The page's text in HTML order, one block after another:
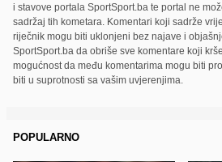
i stavove portala SportSport.ba te portal ne
sadržaj tih kometara. Komentari koji sadrže
riječnik mogu biti uklonjeni bez najave i
SportSport.ba da obriše sve komentare koji
mogućnost da među komentarima mogu biti
biti u suprotnosti sa vašim uvjerenjima.
POPULARNO